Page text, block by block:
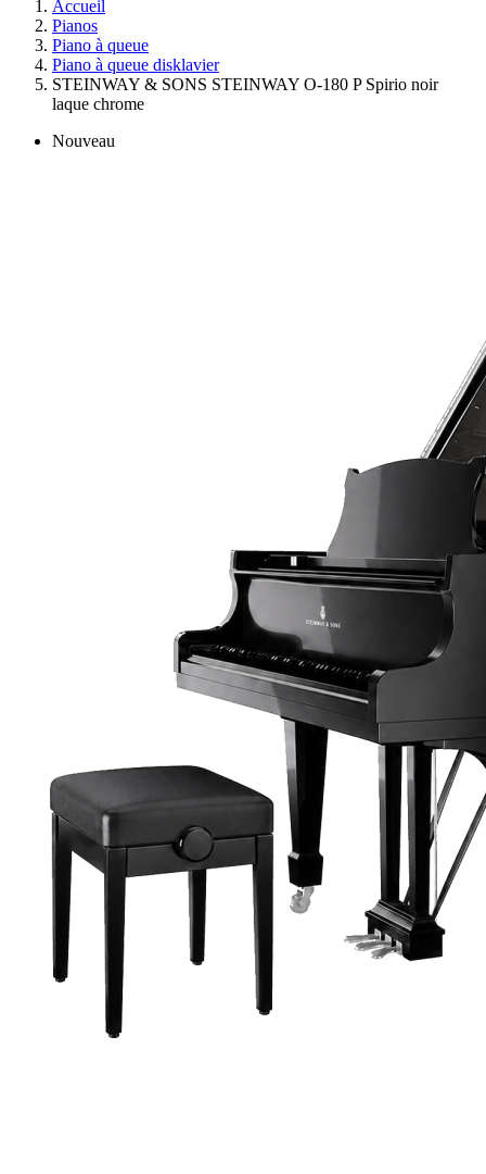
Accueil
Pianos
Piano à queue
Piano à queue disklavier
STEINWAY & SONS STEINWAY O-180 P Spirio noir
laque chrome
Nouveau